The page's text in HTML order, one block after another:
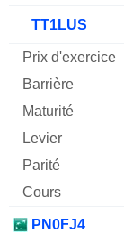
TT1LUS
PN0FJ4